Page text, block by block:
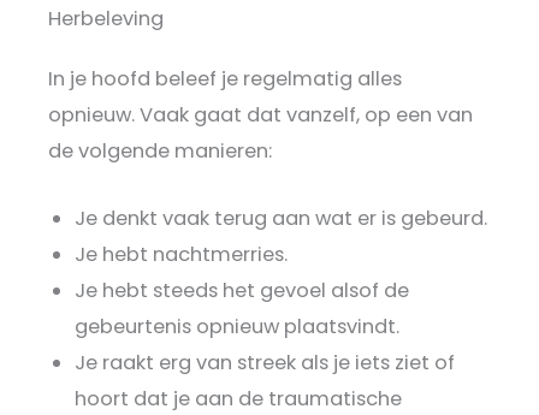
Herbeleving
In je hoofd beleef je regelmatig alles
opnieuw. Vaak gaat dat vanzelf, op een van
de volgende manieren:
Je denkt vaak terug aan wat er is gebeurd.
Je hebt nachtmerries.
Je hebt steeds het gevoel alsof de
gebeurtenis opnieuw plaatsvindt.
Je raakt erg van streek als je iets ziet of
hoort dat je aan de traumatische